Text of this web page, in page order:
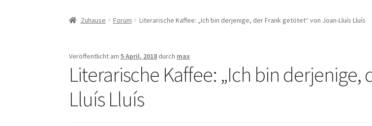
Zuhause Forum Literarische Kaffee: „Ich bin derjenige, der Frank getötet“ von Joan-Lluís Lluís
Veröffentlicht am5 April, 2018 durch max
Literarische Kaffee: „Ich bin
Lluís Lluís